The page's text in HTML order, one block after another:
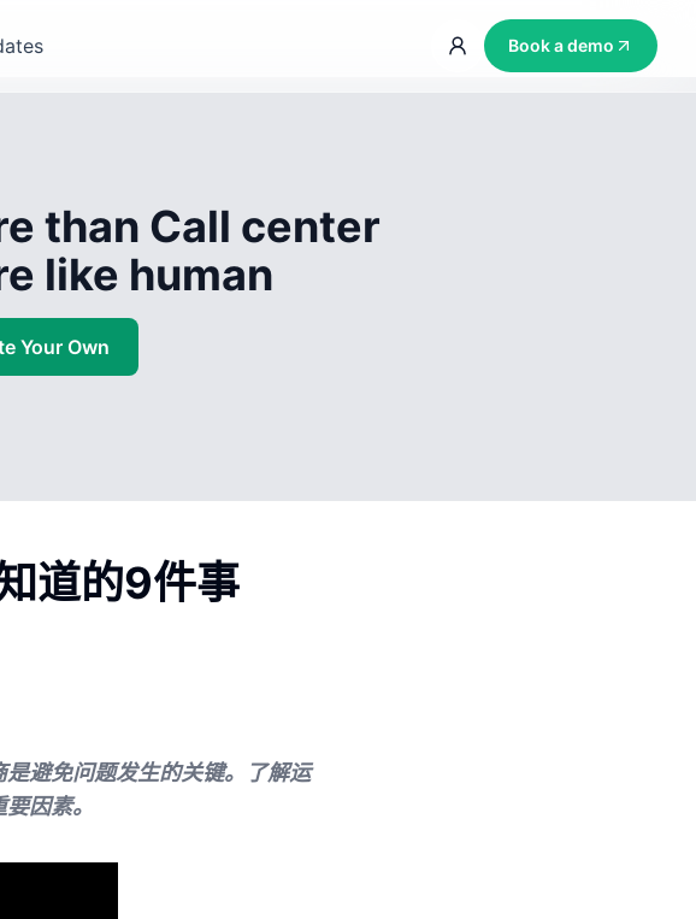
Book a demo
than Call center
like human
Your Own
道的9件事
避免问题发生的关键。了解运
因素。